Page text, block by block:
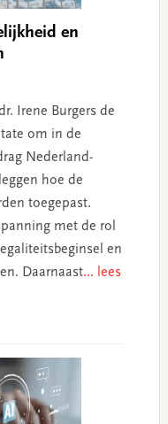
en
Irene Burgers de
om in de
Nederland-
hoe de
toegepast.
met de rol
en
Daarnaast... lees